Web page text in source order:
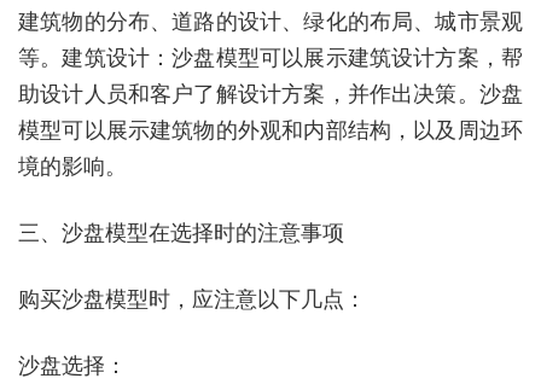
建筑物的分布、道路的设计、绿化的布局、城市景观
等。建筑设计：沙盘模型可以展示建筑设计方案，帮
助设计人员和客户了解设计方案，并作出决策。沙盘
模型可以展示建筑物的外观和内部结构，以及周边环
境的影响。
三、沙盘模型在选择时的注意事项
购买沙盘模型时，应注意以下几点：
沙盘选择：